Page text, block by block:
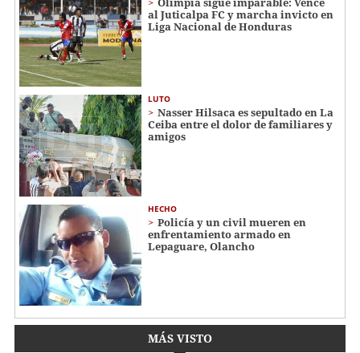
al Juticalpa FC y marcha invicto en
Liga Nacional de Honduras
LUTO
Nasser Hilsaca es sepultado en La
Ceiba entre el dolor de familiares y
amigos
HECHO
Policía y un civil mueren en
enfrentamiento armado en
Lepaguare, Olancho
MÁS VISTO